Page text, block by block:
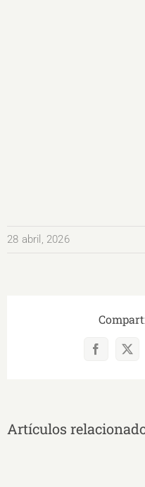
28 abril, 2026
Facebook
X
Artículos